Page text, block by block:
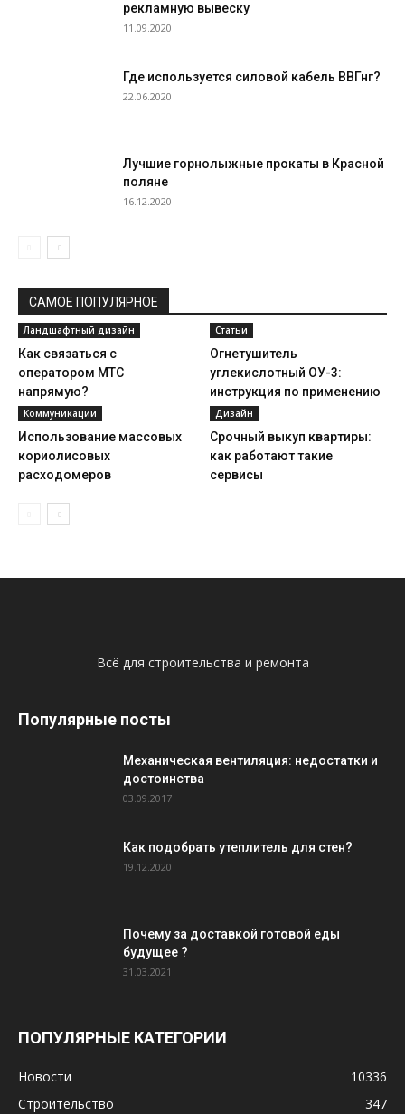
рекламную вывеску
11.09.2020
Где используется силовой кабель ВВГнг?
22.06.2020
Лучшие горнолыжные прокаты в Красной
поляне
16.12.2020
САМОЕ ПОПУЛЯРНОЕ
Ландшафтный дизайн
Как связаться с
оператором МТС
напрямую?
Статьи
Огнетушитель
углекислотный ОУ-3:
инструкция по применению
Коммуникации
Использование массовых
кориолисовых
расходомеров
Дизайн
Срочный выкуп квартиры:
как работают такие
сервисы
Всё для строительства и ремонта
Популярные посты
Механическая вентиляция: недостатки и
достоинства
03.09.2017
Как подобрать утеплитель для стен?
19.12.2020
Почему за доставкой готовой еды
будущее ?
31.03.2021
ПОПУЛЯРНЫЕ КАТЕГОРИИ
Новости
10336
Строительство
347